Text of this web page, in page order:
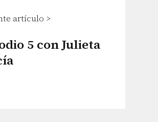
artículo >
5 con Julieta